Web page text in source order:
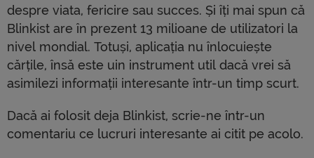
despre viata, fericire sau succes. Și îți mai spun că
Blinkist are în prezent 13 milioane de utilizatori la
nivel mondial. Totuși, aplicația nu înlocuiește
cărțile, însă este uin instrument util dacă vrei să
asimilezi informații interesante într-un timp scurt.
Dacă ai folosit deja Blinkist, scrie-ne într-un
comentariu ce lucruri interesante ai citit pe acolo.